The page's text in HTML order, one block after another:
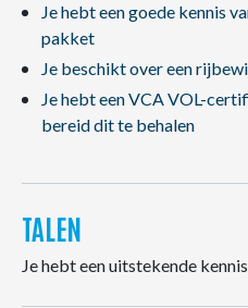
Je hebt een goede kennis
pakket
Je beschikt over een
Je hebt een VCA VOL-
bereid dit te behalen
TALEN
Je hebt een uitstekende